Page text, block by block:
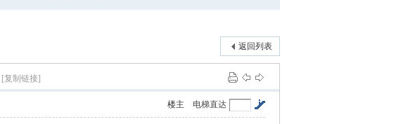
返回列表
[复制链接]
电梯直达
楼主